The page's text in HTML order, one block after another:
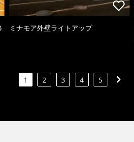
ミナモア外壁ライトアップ
1 2 3 4 5